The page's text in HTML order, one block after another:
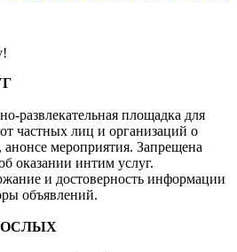
развлекательная площадка для
частных лиц и организаций о
анонсе мероприятия. Запрещена
оказании интим услуг.
и достоверность информации
объявлений.